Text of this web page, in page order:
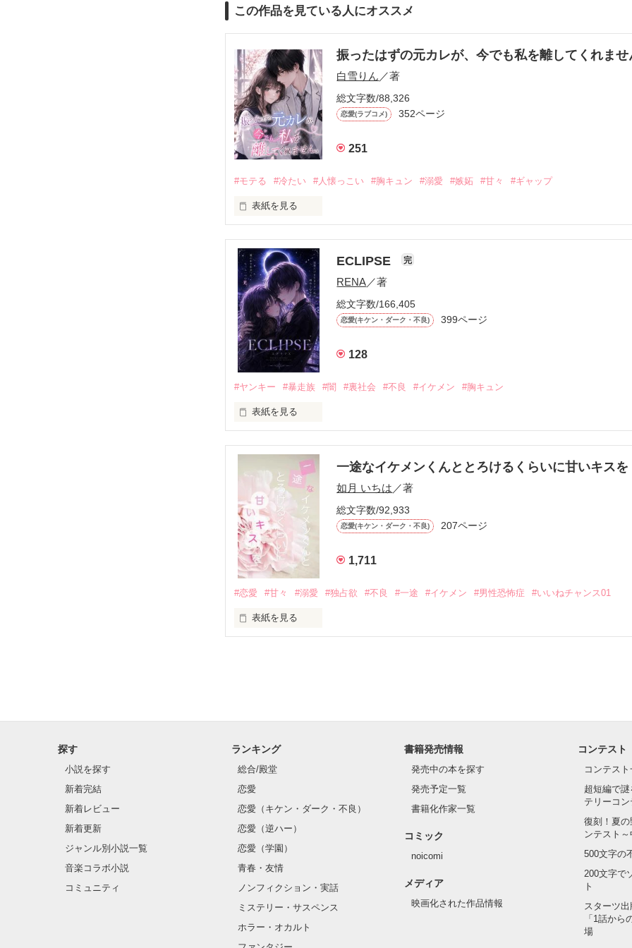
この作品を見ている人にオススメ
振ったはずの元カレが、今でも私を離してくれま
白雪りん ／著
総文字数/88,326
恋愛(ラブコメ) 352ページ
251
#モテる #冷たい #人懐っこい #胸キュン #溺愛 #嫉妬 #甘々 #ギャップ
表紙を見る
モテる人を好きになるのが怖かった。
だから私は、中学時代に大好きだった彼を自分から振った。
もう会うことはないと思っていたのに、
高校生になって再会した彼は、隣の学校で”王子様”と呼ばれる人気者になっていた。
他の女の子には冷たいのに
「澪ちゃん。」
それは止まっていた恋が再び動き始める合図──。
✨.ﾟ･*..☆.｡.:*✨.☆.｡.:. *:ﾟ✨.ﾟ･*..☆.｡.:*✨
人見知りだけど優しい無自覚だけどモテる
冴木澪-SaekiMio
×
基本女子に冷たいのに澪にはわんこ男子になる
篠宮光-ShinomiyaHikaru
✨.ﾟ･*..☆.｡.:*✨.☆.｡.:. *:ﾟ✨.ﾟ･*..☆.｡.:*✨
ECLIPSE 完
RENA／著
総文字数/166,405
恋愛(キケン・ダーク・不良) 399ページ
128
#ヤンキー #暴走族 #闇 #裏社会 #不良 #イケメン #胸キュン
表紙を見る
一途なイケメンくんととろけるくらいに甘いキスを
如月 いちは ／著
総文字数/92,933
恋愛(キケン・ダーク・不良) 207ページ
1,711
#恋愛 #甘々 #溺愛 #独占欲 #不良 #一途 #イケメン #男性恐怖症 #いいねチャンス01
表紙を見る
クラス替えをして隣の席になったのは────
金髪に近い明るい髪色
片耳には琥珀色のピアス
ほとんど笑顔なんて見せたことがなくてぶっきらぼう
そんな性格と見た目のせいで学校中のみんなから
探す
小説を探す
新着完結
新着レビュー
新着更新
ジャンル別小説一覧
音楽コラボ小説
コミュニティ
ランキング
総合/殿堂
恋愛
恋愛（キケン・ダーク・不良）
恋愛（逆ハー）
恋愛（学園）
青春・友情
ノンフィクション・実話
ミステリー・サスペンス
ホラー・オカルト
書籍発売情報
発売中の本を探す
発売予定一覧
書籍化作家一覧
コミック
noicomi
メディア
映画化された作品情報
コンテスト
コンテス
超短編で
テリーコ
復刻！夏
ンテスト
500文字の
200文字で
ト
スターツ
「1話から
場